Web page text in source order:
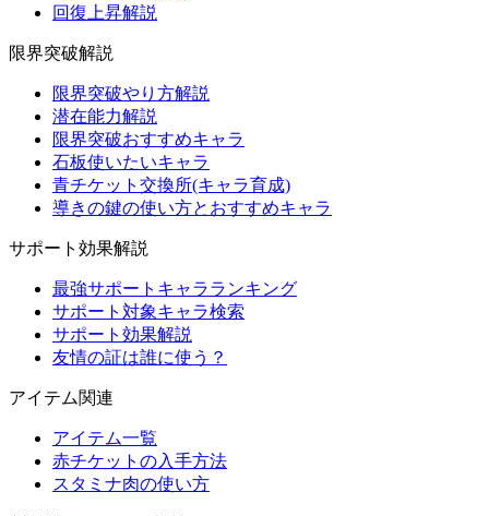
回復上昇解説
限界突破解説
限界突破やり方解説
潜在能力解説
限界突破おすすめキャラ
石板使いたいキャラ
青チケット交換所(キャラ育成)
導きの鍵の使い方とおすすめキャラ
サポート効果解説
最強サポートキャラランキング
サポート対象キャラ検索
サポート効果解説
友情の証は誰に使う？
アイテム関連
アイテム一覧
赤チケットの入手方法
スタミナ肉の使い方